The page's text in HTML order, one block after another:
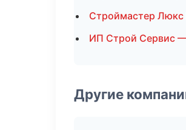
Строймастер
ИП Строй Сервис
Другие